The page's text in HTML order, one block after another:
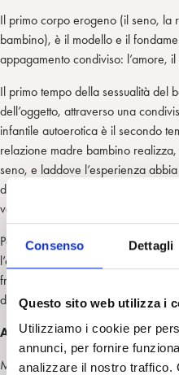
Consenso Dettagli
Questo sito web utilizza i
Utilizziamo i cookie per
annunci, per fornire
analizzare il nostro traffico.
Il primo corpo erogeno (il seno, la
bambino), è il modello e il
appagamento condiviso: l’amore,
Il primo tempo della sessualità del
dell’oggetto, attraverso una
infantile autoerotica è il secondo
relazione madre bambino
seno, e laddove l’esperienza
degli effetti dell’onnipotenza,
volte a negare, espellere il seno o
Porterò degli esempi perspicui del
l’anoressia, come allucinosi di un
frustrazione del seno reale, la
drammatico esito della
Anche la seduzione ha un
Mi sta molto a cuore il ruolo della